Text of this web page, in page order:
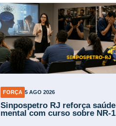
FORÇA 5 AGO 2026
Sinpospetro RJ reforça saúde
mental com curso sobre NR-1